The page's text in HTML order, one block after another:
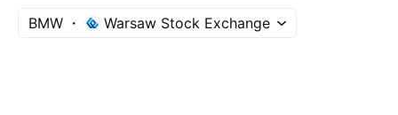
BMW Warsaw Stock Exchange